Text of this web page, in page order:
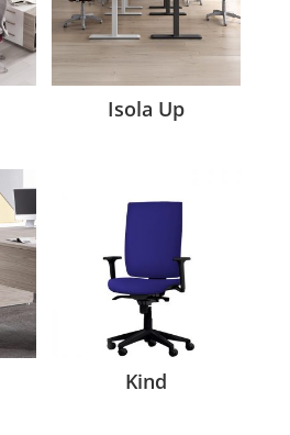
Isola Up
Kind